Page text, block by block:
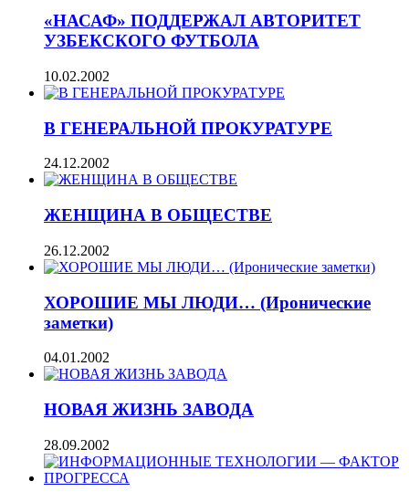
«НАСАФ» ПОДДЕРЖАЛ АВТОРИТЕТ
УЗБЕКСКОГО ФУТБОЛА
10.02.2002
В ГЕНЕРАЛЬНОЙ ПРОКУРАТУРЕ
24.12.2002
ЖЕНЩИНА В ОБЩЕСТВЕ
26.12.2002
ХОРОШИЕ МЫ ЛЮДИ… (Иронические
заметки)
04.01.2002
НОВАЯ ЖИЗНЬ ЗАВОДА
28.09.2002